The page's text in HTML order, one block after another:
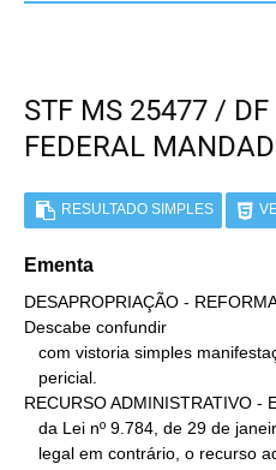
STF MS 25477 / DF
FEDERAL
RESULTADO SIMPLES
Ementa
DESAPROPRIAÇÃO -
Descabe confundir
RECURSO ADMINISTRATIVO -